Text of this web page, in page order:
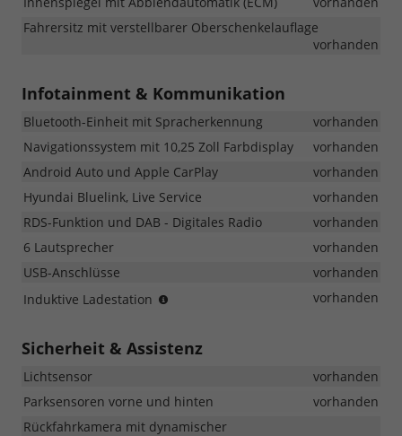
Fahrersitz mit verstellbarer Oberschenkelauflage
vorhanden
Infotainment & Kommunikation
Bluetooth-Einheit mit Spracherkennung
vorhanden
Navigationssystem mit 10,25 Zoll Farbdisplay
vorhanden
Android Auto und Apple CarPlay
vorhanden
Hyundai Bluelink, Live Service
vorhanden
RDS-Funktion und DAB - Digitales Radio
vorhanden
6 Lautsprecher
vorhanden
USB-Anschlüsse
vorhanden
Induktive Ladestation
Smartphones
vorhanden
Sicherheit & Assistenz
Lichtsensor
vorhanden
Parksensoren vorne und hinten
vorhanden
Rückfahrkamera mit dynamischer